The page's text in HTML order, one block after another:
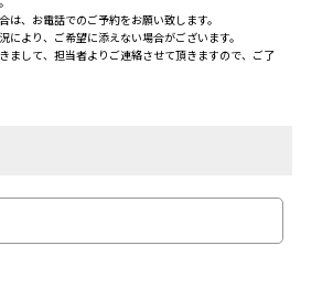
は、お電話でのご予約をお願い致します。
により、ご希望に添えない場合がございます。
まして、担当者よりご連絡させて頂きますので、ご了